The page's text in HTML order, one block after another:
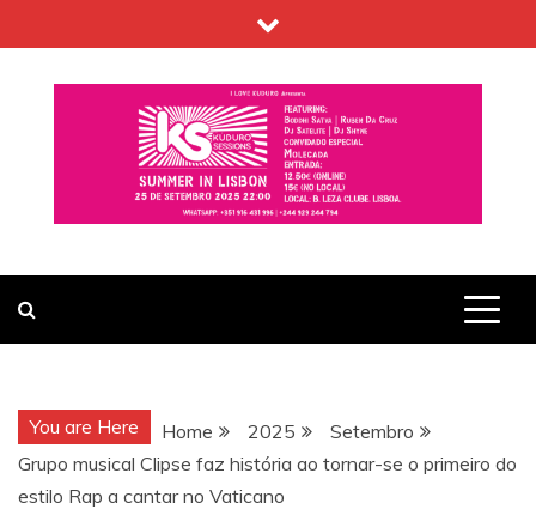
to
content
You are Here Home 2025
Setembro
Grupo musical Clipse faz história ao tornar-se o primeiro do
estilo Rap a cantar no Vaticano